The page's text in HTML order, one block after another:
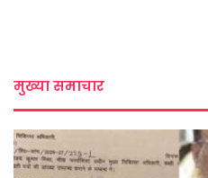
मुख्या समाचार